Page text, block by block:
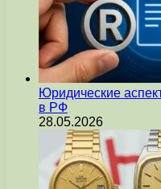
Юридические
в РФ
28.05.2026